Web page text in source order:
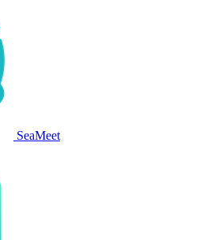
SeaMeet